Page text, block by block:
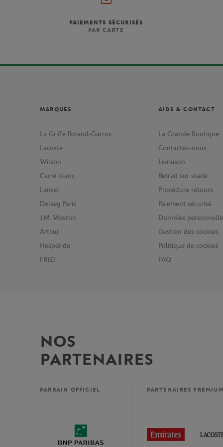
PAIEMENTS SÉCURISÉS
PAR CARTE
MARQUES
La Griffe Roland-Garros
Lacoste
Wilson
Carré blanc
Lancel
Delsey Paris
J.M. Weston
Arthur
Hespéride
FRED
AIDE & CONTACT
La Grande Boutique
Contactez-nous
Livraison
Retrait sur stade
Procédure retours
Paiement sécurisé
Données
Gestion des cookies
Politique de cookies
FAQ
NOS
PARTENAIRES
PARRAIN OFFICIEL PARTENAIRES PREMIUM